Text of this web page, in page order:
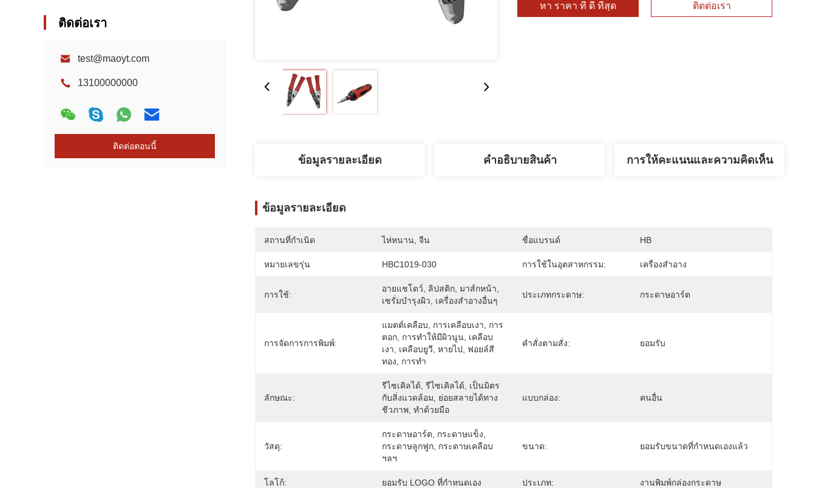
ติดต่อเรา
test@maoyt.com
13100000000
ติดต่อตอนนี้
หา ราคา ที่ ดี ที่สุด ติดต่อเรา
ข้อมูลรายละเอียด คําอธิบายสินค้า การให้คะแนนและความคิดเห็น
ข้อมูลรายละเอียด
สถานที่กำเนิด ไห่หนาน, จีน ชื่อแบรนด์ HB
หมายเลขรุ่น HBC1019-030 การใช้ในอุตสาหกรรม: เครื่องสำอาง
การใช้:
อายแชโดว์, ลิปสติก, มาส์กหน้า,
เซรั่มบำรุงผิว, เครื่องสำอางอื่นๆ
ประเภทกระดาษ: กระดาษอาร์ต
การจัดการการพิมพ์:
แมตต์เคลือบ, การเคลือบเงา, การ
ตอก, การทำให้มีผิวนูน, เคลือบ
เงา, เคลือบยูวี, หายไป, ฟอยล์สี
ทอง, การทำ
คําสั่งตามสั่ง: ยอมรับ
ลักษณะ:
รีไซเคิลได้, รีไซเคิลได้, เป็นมิตร
กับสิ่งแวดล้อม, ย่อยสลายได้ทาง
ชีวภาพ, ทำด้วยมือ
แบบกล่อง: คนอื่น
วัสดุ:
กระดาษอาร์ต, กระดาษแข็ง,
กระดาษลูกฟูก, กระดาษเคลือบ
ฯลฯ
ขนาด: ยอมรับขนาดที่กำหนดเองแล้ว
โลโก้: ยอมรับ LOGO ที่กําหนดเอง ประเภท: งานพิมพ์กล่องกระดาษ